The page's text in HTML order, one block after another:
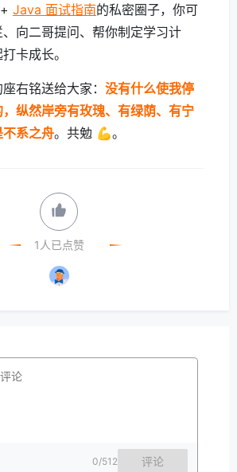
Java 面试指南的私密圈子，你可
向二哥提问、帮你制定学习计
卡成长。
右铭送给大家： 没有什么使我停
纵然岸旁有玫瑰、有绿荫、有宁
系之舟。共勉 💪。
1人已点赞
0/512 评论